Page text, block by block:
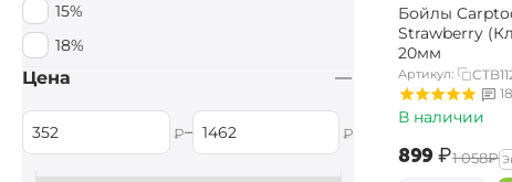
Бойлы
Strawberry
20мм
Артикул:
В наличии
‍899‍₽‍1 058‍₽
15%
18%
Цена
₽– ₽